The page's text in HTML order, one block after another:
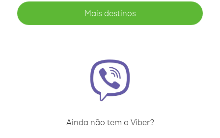
Mais destinos
Ainda não tem o Viber?